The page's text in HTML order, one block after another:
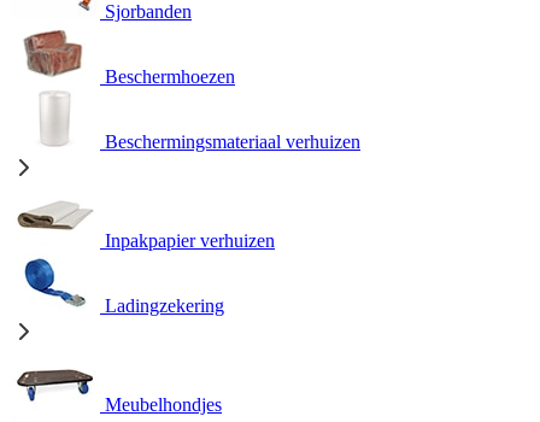
Sjorbanden
Beschermhoezen
Beschermingsmateriaal verhuizen
Inpakpapier verhuizen
Ladingzekering
Meubelhondjes